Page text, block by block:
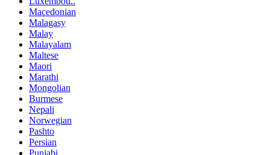
Macedonian
Malagasy
Malay
Malayalam
Maltese
Maori
Marathi
Mongolian
Burmese
Nepali
Norwegian
Pashto
Persian
Punjabi